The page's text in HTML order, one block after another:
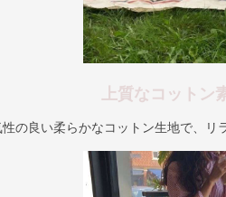
上質なコットン
の良い柔らかなコットン生地で、リ